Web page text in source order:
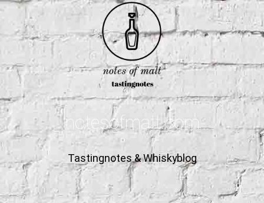
notesofmalt.com
Tastingnotes & Whiskyblog